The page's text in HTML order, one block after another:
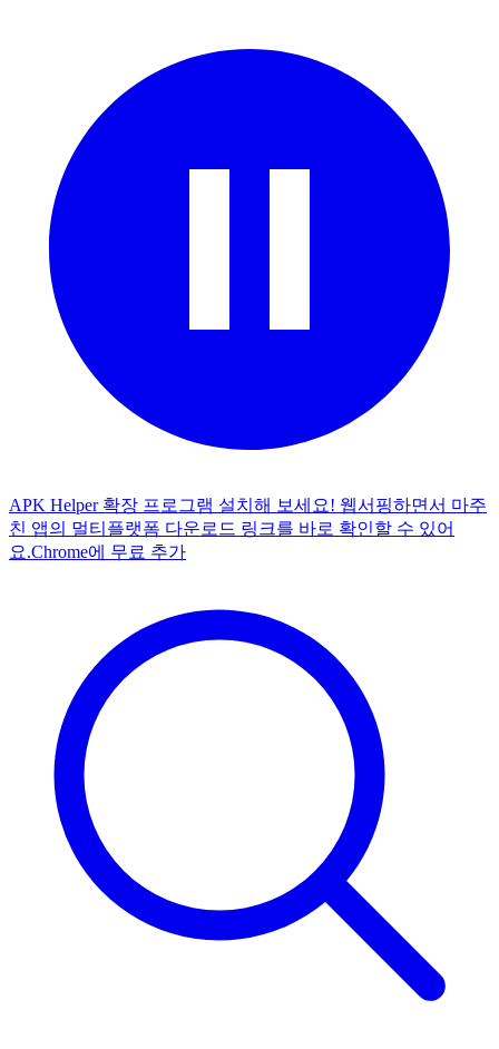
APK Helper 확장 프로그램 설치해 보세요! 웹서핑하면서 마주
친 앱의 멀티플랫폼 다운로드 링크를 바로 확인할 수 있어
요.Chrome에 무료 추가